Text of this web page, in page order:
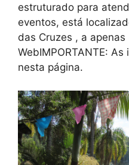
estruturado para
eventos, está
das Cruzes , a
WebIMPORTANTE:
nesta página.